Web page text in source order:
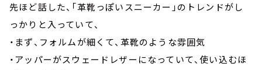
先ほど話した、「革靴っぽいスニーカー」のトレンドがし
っかりと入っていて、
・まず、フォルムが細くて、革靴のような雰囲気
・アッパーがスウェードレザーになっていて、使い込むほ